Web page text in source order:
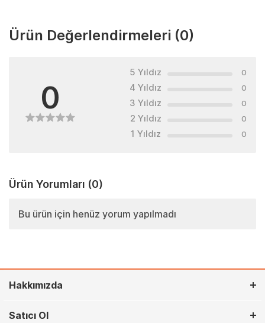
Ürün Değerlendirmeleri (0)
0
5 Yıldız 0
4 Yıldız 0
3 Yıldız 0
2 Yıldız 0
1 Yıldız 0
Ürün Yorumları (0)
Bu ürün için henüz yorum yapılmadı
Hakkımızda
Satıcı Ol